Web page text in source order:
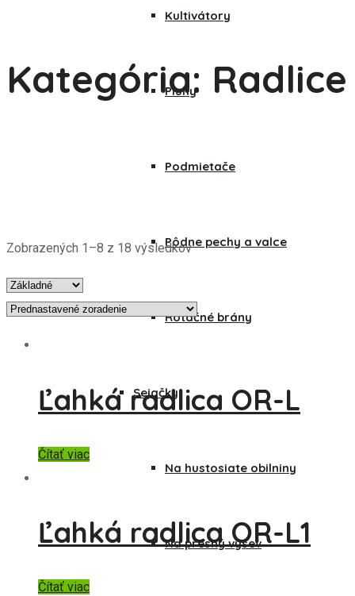
Kultivátory
Pluhy
Podmietače
Pôdne pechy a valce
Rotačné brány
Sejačky
Na hustosiate obilniny
Na presný výsev
Kategória: Radlice
Zobrazených 1–8 z 18 výsledkov
Ľahká radlica OR-L
Čítať viac
Ľahká radlica OR-L1
Čítať viac